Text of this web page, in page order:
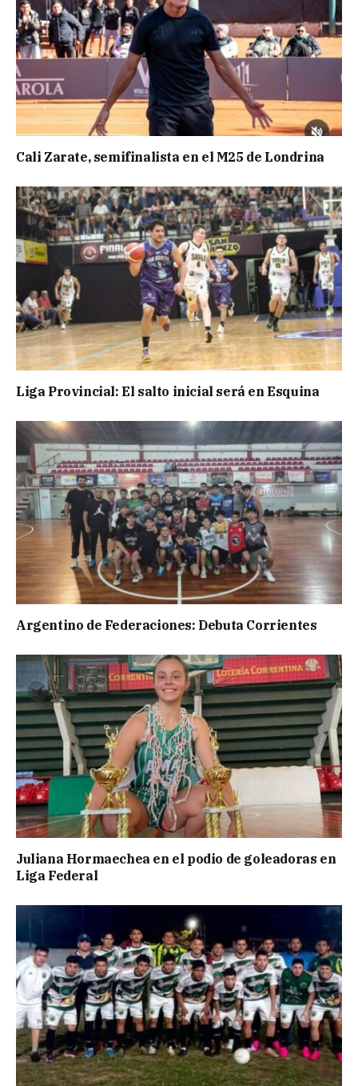
Cali Zarate, semifinalista en el M25 de Londrina
Liga Provincial: El salto inicial será en Esquina
Argentino de Federaciones: Debuta Corrientes
Juliana Hormaechea en el podio de goleadoras en
Liga Federal